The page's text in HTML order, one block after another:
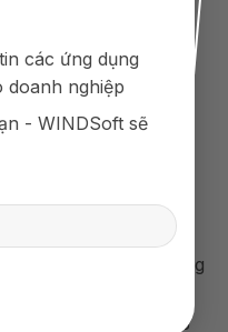
các ứng dụng
doanh nghiệp
- WINDSoft sẽ
marketing tốt hơn.
trọng, các chương
diện của doanh
internet nói chung
nói riêng là trong
mạnh mẽ của công